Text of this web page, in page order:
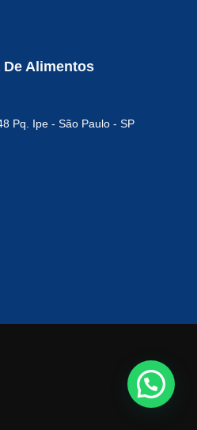
Alimentos
Pq. Ipe - São Paulo - SP